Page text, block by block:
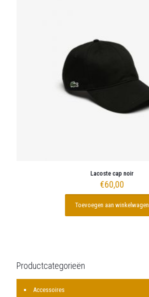
Lacoste cap noir
€60,00
Toevoegen aan winkelwagen
Productcategorieën
Accessoires